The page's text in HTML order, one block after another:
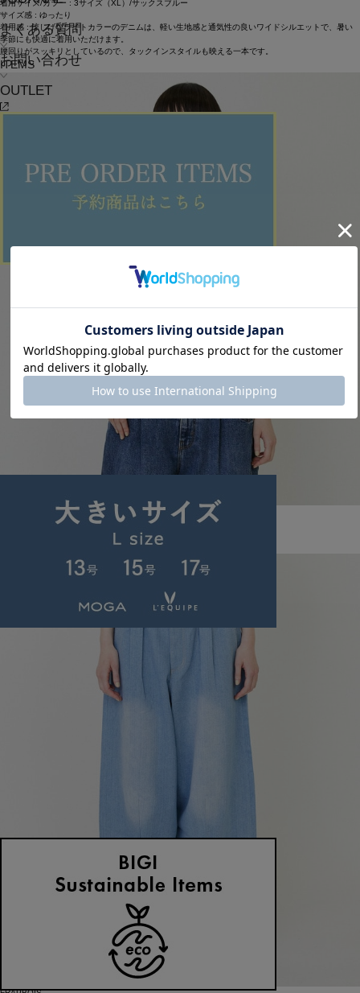
よくある質問
お問い合わせ
OUTLET
着用サイズ/カラー : 3サイズ（XL）/サックスブルー
サイズ感 : ゆったり
着用感 : 涼しげなライトカラーのデニムは、軽い生地感と通気性の良いワイドシルエットで、暑い
季節にも快適に着用いただけます。
腰回りがスッキリとしているので、タックインスタイルも映える一本です。
ITEMS
FRAPBOIS PARK